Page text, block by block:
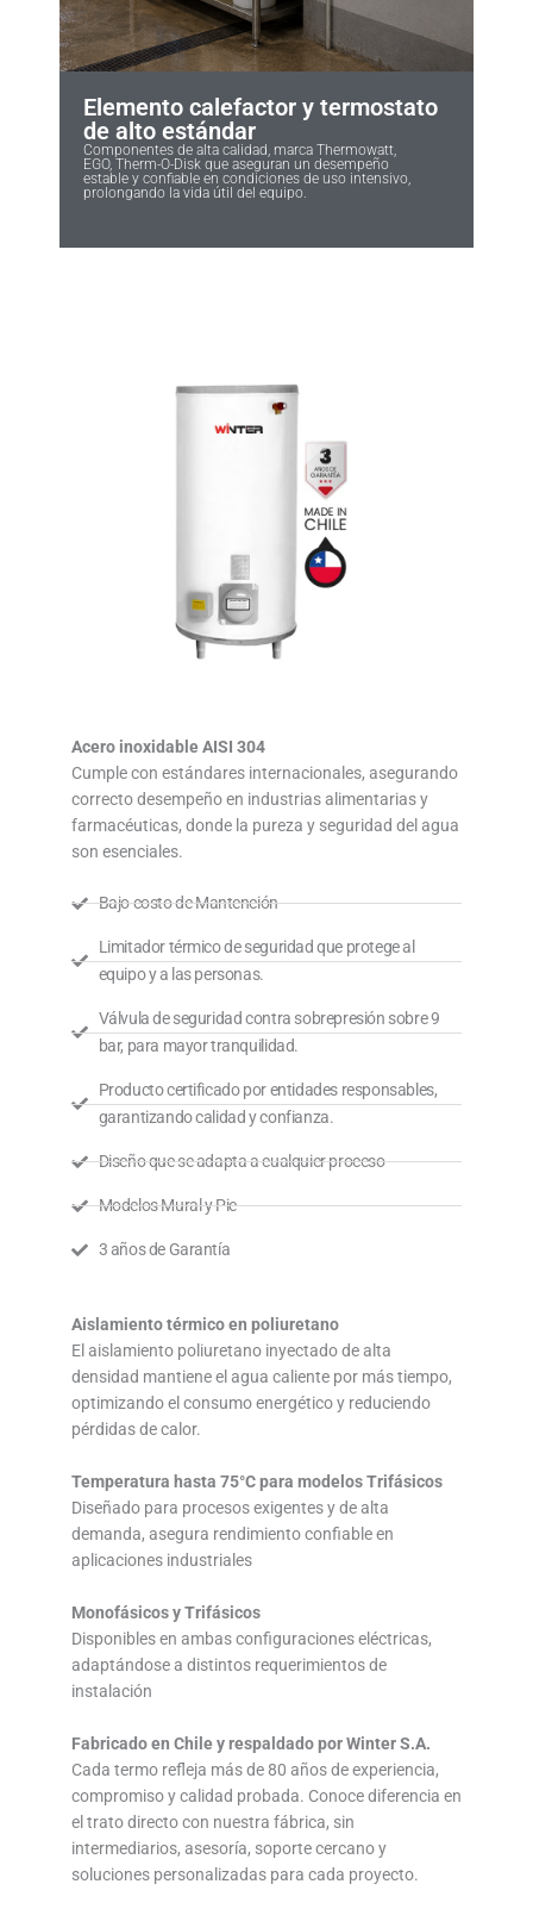
Elemento calefactor y termostato
de alto estándar
Componentes de alta calidad, marca Thermowatt,
EGO, Therm-O-Disk que aseguran un desempeño
estable y confiable en condiciones de uso intensivo,
prolongando la vida útil del equipo.
Acero inoxidable AISI 304
Cumple con estándares internacionales, asegurando
correcto desempeño en industrias alimentarias y
farmacéuticas, donde la pureza y seguridad del agua
son esenciales.
Bajo costo de Mantención
Limitador térmico de seguridad que protege al
equipo y a las personas.
Válvula de seguridad contra sobrepresión sobre 9
bar, para mayor tranquilidad.
Producto certificado por entidades responsables,
garantizando calidad y confianza.
Diseño que se adapta a cualquier proceso
Modelos Mural y Pie
3 años de Garantía
Aislamiento térmico en poliuretano
El aislamiento poliuretano inyectado de alta
densidad mantiene el agua caliente por más tiempo,
optimizando el consumo energético y reduciendo
pérdidas de calor.
Temperatura hasta 75°C para modelos Trifásicos
Diseñado para procesos exigentes y de alta
demanda, asegura rendimiento confiable en
aplicaciones industriales
Monofásicos y Trifásicos
Disponibles en ambas configuraciones eléctricas,
adaptándose a distintos requerimientos de
instalación
Fabricado en Chile y respaldado por Winter S.A.
Cada termo refleja más de 80 años de experiencia,
compromiso y calidad probada. Conoce diferencia en
el trato directo con nuestra fábrica, sin
intermediarios, asesoría, soporte cercano y
soluciones personalizadas para cada proyecto.